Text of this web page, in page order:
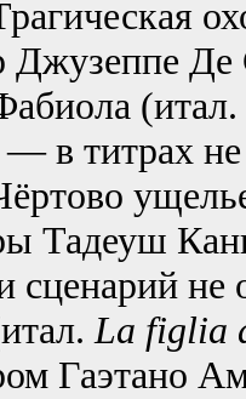
Джузеппе Де
(итал.
— в титрах
Тадеуш
сценарий не
La figlia
Гаэтано